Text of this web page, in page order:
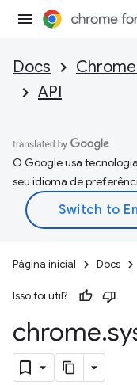
Docs
API
O Google usa
seu idioma de
Página inicial Docs
Isso foi útil?
chrome.